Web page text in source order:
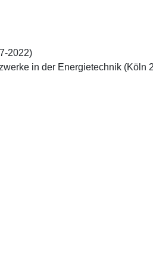
2022)
in der Energietechnik (Köln